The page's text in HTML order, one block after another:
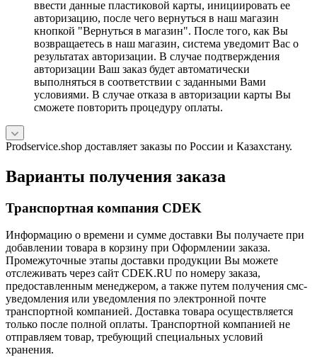
ввести данные пластиковой карты, инициировать ее
авторизацию, после чего вернуться в наш магазин
кнопкой "Вернуться в магазин". После того, как Вы
возвращаетесь в наш магазин, система уведомит Вас о
результатах авторизации. В случае подтверждения
авторизации Ваш заказ будет автоматически
выполняться в соответствии с заданными Вами
условиями. В случае отказа в авторизации карты Вы
сможете повторить процедуру оплаты.
Prodservice.shop доставляет заказы по России и Казахстану.
Варианты получения заказа
Транспортная компания CDEK
Информацию о времени и сумме доставки Вы получаете при
добавлении товара в корзину при Оформлении заказа.
Промежуточные этапы доставки продукции Вы можете
отслеживать через сайт CDEK.RU по номеру заказа,
предоставленным менеджером, а также путем получения смс-
уведомления или уведомления по электронной почте
транспортной компанией. Доставка товара осуществляется
только после полной оплаты. Транспортной компанией не
отправляем товар, требующий специальных условий
хранения.